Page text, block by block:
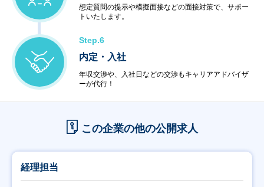
想定質問の提示や模擬面接などの面接対策で、サポー
トいたします。
Step.6
内定・入社
年収交渉や、入社日などの交渉もキャリアアドバイザ
ーが代行！
この企業の他の公開求人
経理担当